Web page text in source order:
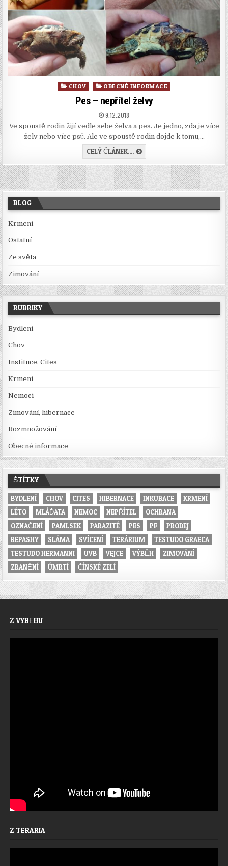
Posted
CHOV OBECNÉ INFORMACE
Pes – nepřítel želvy
PUBLISHED
DATE:
9.12.2018
Ve spoustě rodin žijí vedle sebe želva a pes. Je jedno, zda je více
želv nebo více psů. Ale ve spoustě rodin dojde k tomu,…
CELÝ ČLÁNEK.... PES
–
NEPŘÍTEL
ŽELVY
BLOG
Krmení
Ostatní
Ze světa
Zimování
RUBRIKY
Bydlení
Chov
Instituce, Cites
Krmení
Nemoci
Zimování, hibernace
Rozmnožování
Obecné informace
ŠTÍTKY
BYDLENÍ CHOV CITES HIBERNACE INKUBACE
KRMENÍ
LÉTO
MLÁĎATA NEMOC NEPŘÍTEL
OCHRANA
OZNAČENÍ
PAMLSEK PARAZITÉ PES PF
PRODEJ
REPASHY
SLÁMA SVÍCENÍ TERÁRIUM
TESTUDO GRAECA
TESTUDO HERMANNI
UVB VEJCE VÝBĚH
ZIMOVÁNÍ
ZRANĚNÍ
ÚMRTÍ ČÍNSKÉ ZELÍ
Z VÝBĚHU
Z TERÁRIA